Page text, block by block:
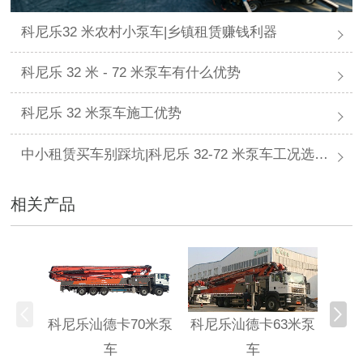
科尼乐32 米农村小泵车|乡镇租赁赚钱利器
科尼乐 32 米 - 72 米泵车有什么优势
科尼乐 32 米泵车施工优势
中小租赁买车别踩坑|科尼乐 32-72 米泵车工况选型指南
相关产品
科尼乐汕德卡70米泵
车
科尼乐汕德卡63米泵
车
科